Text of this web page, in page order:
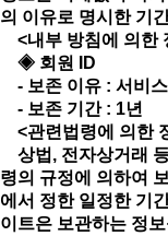
의 이유로 명시한 기
<내부 방침에 의한
◈ 회원 ID
- 보존 이유 : 서비스
- 보존 기간 : 1년
<관련법령에 의한
상법, 전자상거래
령의 규정에 의하여
에서 정한 일정한 기
이트은 보관하는 정